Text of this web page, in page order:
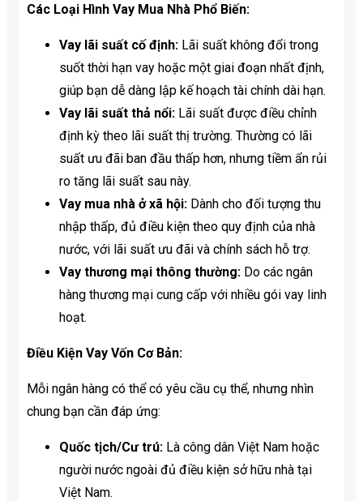
Các Loại Hình Vay Mua Nhà Phổ Biến:
Vay lãi suất cố định: Lãi suất không đổi trong
suốt thời hạn vay hoặc một giai đoạn nhất định,
giúp bạn dễ dàng lập kế hoạch tài chính dài hạn.
Vay lãi suất thả nổi: Lãi suất được điều chỉnh
định kỳ theo lãi suất thị trường. Thường có lãi
suất ưu đãi ban đầu thấp hơn, nhưng tiềm ẩn rủi
ro tăng lãi suất sau này.
Vay mua nhà ở xã hội: Dành cho đối tượng thu
nhập thấp, đủ điều kiện theo quy định của nhà
nước, với lãi suất ưu đãi và chính sách hỗ trợ.
Vay thương mại thông thường: Do các ngân
hàng thương mại cung cấp với nhiều gói vay linh
hoạt.
Điều Kiện Vay Vốn Cơ Bản:
Mỗi ngân hàng có thể có yêu cầu cụ thể, nhưng nhìn
chung bạn cần đáp ứng:
Quốc tịch/Cư trú: Là công dân Việt Nam hoặc
người nước ngoài đủ điều kiện sở hữu nhà tại
Việt Nam.